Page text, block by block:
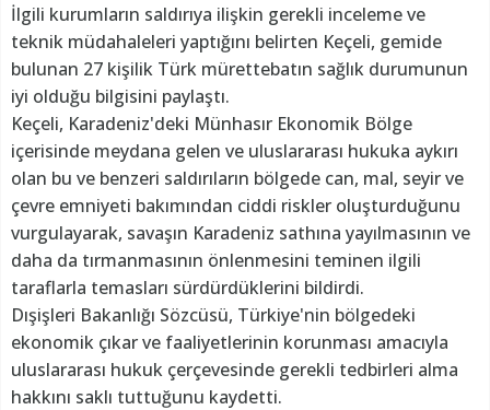
İlgili kurumların saldırıya ilişkin gerekli inceleme ve
teknik müdahaleleri yaptığını belirten Keçeli, gemide
bulunan 27 kişilik Türk mürettebatın sağlık durumunun
iyi olduğu bilgisini paylaştı.
Keçeli, Karadeniz'deki Münhasır Ekonomik Bölge
içerisinde meydana gelen ve uluslararası hukuka aykırı
olan bu ve benzeri saldırıların bölgede can, mal, seyir ve
çevre emniyeti bakımından ciddi riskler oluşturduğunu
vurgulayarak, savaşın Karadeniz sathına yayılmasının ve
daha da tırmanmasının önlenmesini teminen ilgili
taraflarla temasları sürdürdüklerini bildirdi.
Dışişleri Bakanlığı Sözcüsü, Türkiye'nin bölgedeki
ekonomik çıkar ve faaliyetlerinin korunması amacıyla
uluslararası hukuk çerçevesinde gerekli tedbirleri alma
hakkını saklı tuttuğunu kaydetti.